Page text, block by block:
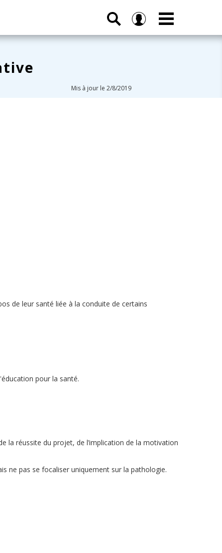
Mis à jour le 2/8/2019
de leur santé liée à la conduite de certains
pour la santé.
la réussite du projet, de l’implication de la motivation
ne pas se focaliser uniquement sur la pathologie.